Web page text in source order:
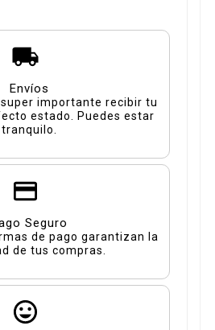
Envíos
importante recibir tu
estado. Puedes estar
tranquilo.
Seguro
de pago garantizan la
de tus compras.